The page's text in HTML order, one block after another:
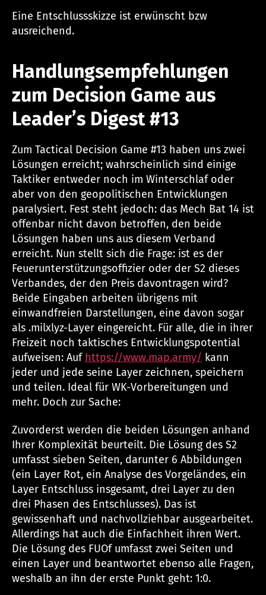
Eine Entschlussskizze ist erwünscht bzw
ausreichend.
Handlungsempfehlungen
zum Decision Game aus
Leader’s Digest #13
Zum Tactical Decision Game #13 haben uns zwei
Lösungen erreicht; wahrscheinlich sind einige
Taktiker entweder noch im Winterschlaf oder
aber von den geopolitischen Entwicklungen
paralysiert. Fest steht jedoch: das Mech Bat 14 ist
offenbar nicht davon betroffen, den beide
Lösungen haben uns aus diesem Verband
erreicht. Nun stellt sich die Frage: ist es der
Feuerunterstützungsoffizier oder der S2 dieses
Verbandes, der den Preis davontragen wird?
Beide Eingaben arbeiten übrigens mit
einwandfreien Darstellungen, eine davon sogar
als .milxlyz-Layer eingereicht. Für alle, die in ihrer
Freizeit noch taktisches Entwicklungspotential
aufweisen: Auf https://www.map.army/ kann
jeder und jede seine Layer zeichnen, speichern
und teilen. Ideal für WK-Vorbereitungen und
mehr. Doch zur Sache:
Zuvorderst werden die beiden Lösungen anhand
Ihrer Komplexität beurteilt. Die Lösung des S2
umfasst sieben Seiten, darunter 6 Abbildungen
(ein Layer Rot, ein Analyse des Vorgeländes, ein
Layer Entschluss insgesamt, drei Layer zu den
drei Phasen des Entschlusses). Das ist
gewissenhaft und nachvollziehbar ausgearbeitet.
Allerdings hat auch die Einfachheit ihren Wert.
Die Lösung des FUOf umfasst zwei Seiten und
einen Layer und beantwortet ebenso alle Fragen,
weshalb an ihn der erste Punkt geht: 1:0.